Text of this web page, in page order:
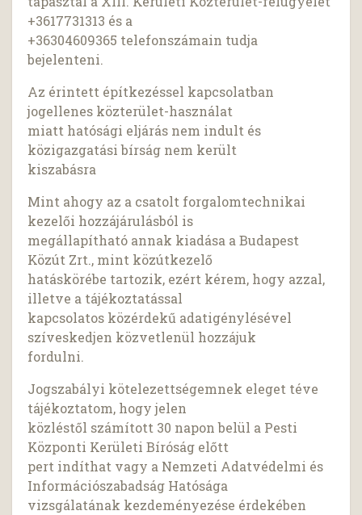
+3617731313 és a
+36304609365 telefonszámain tudja
bejelenteni.
Az érintett építkezéssel kapcsolatban
jogellenes közterület-használat
miatt hatósági eljárás nem indult és
közigazgatási bírság nem került
kiszabásra
Mint ahogy az a csatolt forgalomtechnikai
kezelői hozzájárulásból is
megállapítható annak kiadása a Budapest
Közút Zrt., mint közútkezelő
hatáskörébe tartozik, ezért kérem, hogy azzal,
illetve a tájékoztatással
kapcsolatos közérdekű adatigénylésével
szíveskedjen közvetlenül hozzájuk
fordulni.
Jogszabályi kötelezettségemnek eleget téve
tájékoztatom, hogy jelen
közléstől számított 30 napon belül a Pesti
Központi Kerületi Bíróság előtt
pert indíthat vagy a Nemzeti Adatvédelmi és
Információszabadság Hatósága
vizsgálatának kezdeményezése érdekében